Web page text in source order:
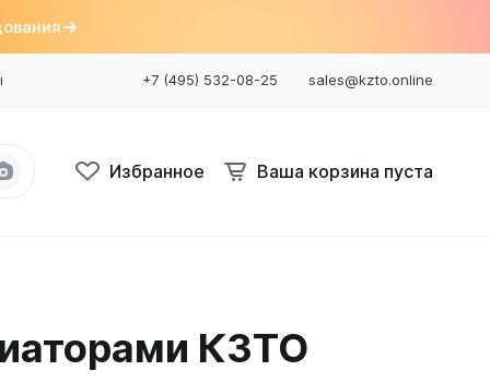
+7 (495) 532-08-25 sales@kzto.online
Избранное Ваша корзина пуста
Bataria 3
Bataria Retro 2
КЗТО